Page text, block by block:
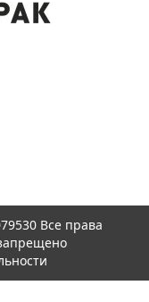
Все права